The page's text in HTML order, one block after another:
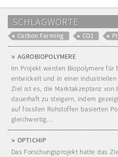
SCHLAGWORTE
Carbon Farming CO2
AGROBIOPOLYMERE
Im Projekt werden Biopolymere für
entwickelt und in einer
Ziel ist es, die Marktakzeptanz von
dauerhaft zu steigern, indem
auf fossilen Rohstoffen basierten
gleichwertig…
OPTICHIP
Das Forschungsprojekt hatte das